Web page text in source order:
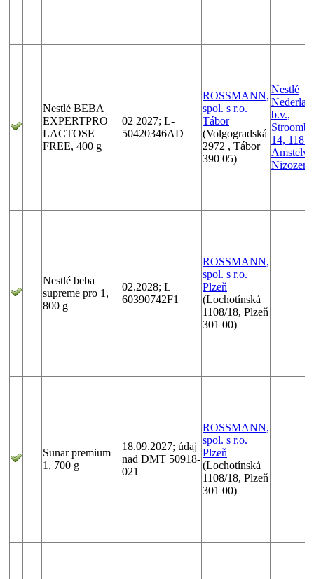
Nestlé BEBA
EXPERTPRO
LACTOSE
FREE, 400 g
02 2027; L-
50420346AD
ROSSMANN,
spol. s r.o.
Tábor
(Volgogradská
2972 , Tábor
390 05)
Nestlé
b.v.,
14,
Nizozemí
Nestlé beba
supreme pro 1,
800 g
02.2028; L
60390742F1
ROSSMANN,
spol. s r.o.
Plzeň
(Lochotínská
1108/18, Plzeň
301 00)
Sunar premium
1, 700 g
18.09.2027; údaj
nad DMT 50918-
021
ROSSMANN,
spol. s r.o.
Plzeň
(Lochotínská
1108/18, Plzeň
301 00)